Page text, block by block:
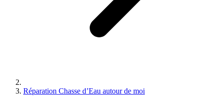
Réparation Chasse d’Eau autour de moi